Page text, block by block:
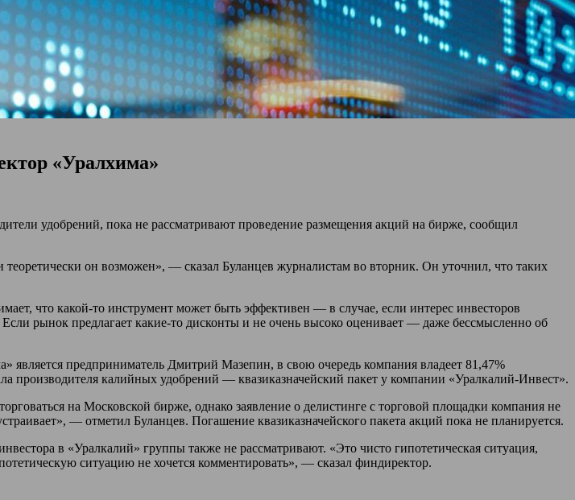
«Уралхима»
удобрений, пока не рассматривают проведение размещения акций на бирже, сообщил
он возможен», — сказал Буланцев журналистам во вторник. Он уточнил, что таких
что какой-то инструмент может быть эффективен — в случае, если интерес инвесторов
рынок предлагает какие-то дисконты и не очень высоко оценивает — даже бессмысленно об
является предприниматель Дмитрий Мазепин, в свою очередь компания владеет 81,47%
производителя калийных удобрений — квазиказначейский пакет у компании «Уралкалий-Инвест».
на Московской бирже, однако заявление о делистинге с торговой площадки компания не
— отметил Буланцев. Погашение квазиказначейского пакета акций пока не планируется.
в «Уралкалий» группы также не рассматривают. «Это чисто гипотетическая ситуация,
ситуацию не хочется комментировать», — сказал финдиректор.